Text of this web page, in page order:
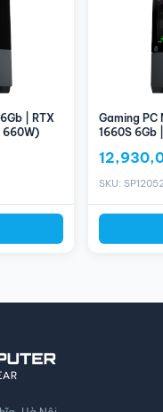
| RTX
660W)
Gaming PC
1660S 6Gb
SKU: